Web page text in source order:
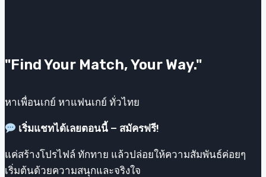
ความ
มิตรภาพ
การ
"Find Your Match, Your Way."
หาเพื่อนเกย์ หาแฟนเกย์ ทั่วไทย
เริ่มแชทได้เลยตอนนี้ – สมัครฟรี!
แค่สร้างโปรไฟล์ ทักทาย แล้วปล่อยให้ความสัมพันธ์ค่อยๆ
เริ่มต้นด้วยความสนุกและจริงใจ